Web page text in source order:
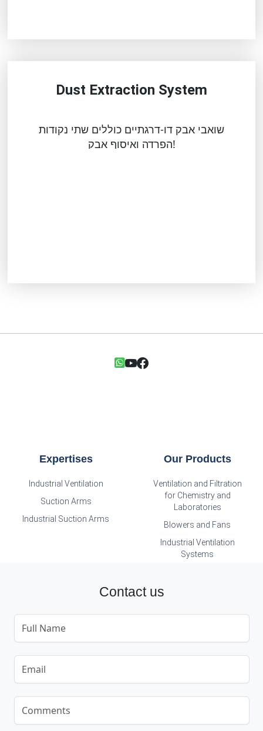
Dust Extraction System
שואבי אבק דו-דרגתיים כוללים שתי נקודות
הפרדה ואיסוף אבק!
Expertises
Industrial Ventilation
Suction Arms
Industrial Suction Arms
Our Products
Ventilation and Filtration
for Chemistry and
Laboratories
Blowers and Fans
Industrial Ventilation
Systems
Contact us